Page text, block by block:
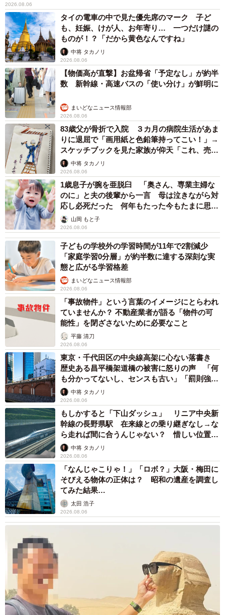
エジプトで自撮りしていたら、ガイドが「撮りますよ！」→ノ
リノリでポーズを取っていたら……スマホを返してもらえな
い 「日本人はカモ代表かも」「私は6時間で3万円払った」
宮前 晶子
2026.08.06
「LINEのQRコードを添付して」社長をかたる
詐欺メール続々 社員を個人アカウントへ誘導
→最後は不正送金…求められる「だまされる前
提」の対策
井二 かける
重みも歴史もズッシリ…出雲大社の日本最大級
「大しめ縄」が8年ぶり掛けかえ 伝統の「大
撚り合わせ」が28万回超再生「ほんとに圧巻」
まいどなニュース調査部
2026.08.06
「これ全部長野県」海外のような絶景ショット
に感動と反響「離れてからいいところだったん
だって気づいた」
行橋 友
2026.08.06
「ミステリーの女王」と呼ばれた作家の娘は
「2時間サスペンスの女王」 聞いていたのと
違う血液型に「私は誰の子なの？」【徹子の部
屋】まいどなニュース
2026.08.06
「わぁ…姐さん…」「永遠にお美しい」 大女
優岩下志麻さん、写真家のインスタに登場
まいどなメディア
2026.08.05
「ふざけてません…真剣です」京都の老舗和菓
子店 次はカブトムシの幼虫 職人が手がけた
ゲテモノ和菓子 見事な造形に「気持ち悪いく
らいリアル」
中将 タカノリ
2026.08.05
【漫画】中学受験のリアル「あの子、最近見な
いね」…御三家を目指していたはずの家庭が消
えていく 限界を迎えた子を目の当りに
松波 穂乃圭
月に施行、かぜ薬を購入した人の約6割が「法
改正を認知」乱用防止の指定成分とは？
紗栄子の長男 18歳のモデル、カジュアルコー
デのおしゃれ近影が「両親のいいとこ取りの美